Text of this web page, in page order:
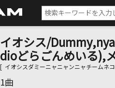
イオシス/
dioどらごんめいる),
[ イオシスダミーニャニャンニャチームネ
1曲